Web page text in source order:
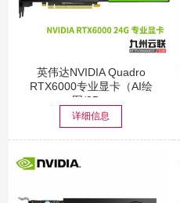
英伟达NVIDIA Quadro
RTX6000专业显卡（AI绘
图/3D...
详细信息